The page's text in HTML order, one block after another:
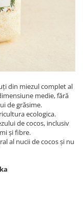
din miezul complet al
medie, fără
de grăsime.
ecologica.
de cocos, inclusiv
și fibre.
al nucii de cocos și nu